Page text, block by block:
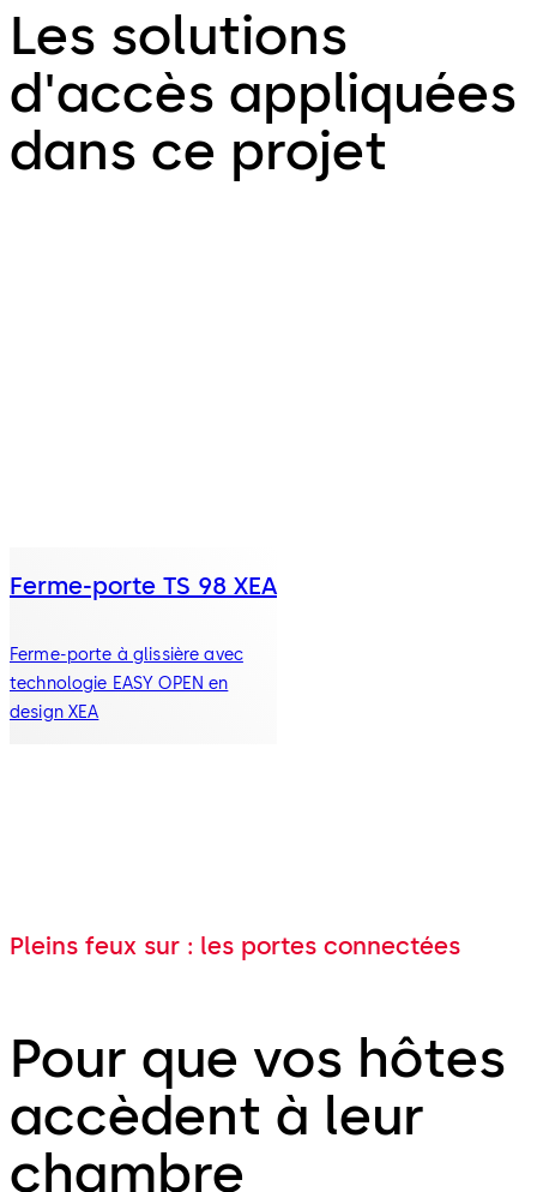
Les solutions
d'accès appliquées
dans ce projet
Ferme-porte TS 98 XEA
Ferme-porte à glissière avec
technologie EASY OPEN en
design XEA
Pleins feux sur : les portes connectées
Pour que vos hôtes
accèdent à leur
chambre